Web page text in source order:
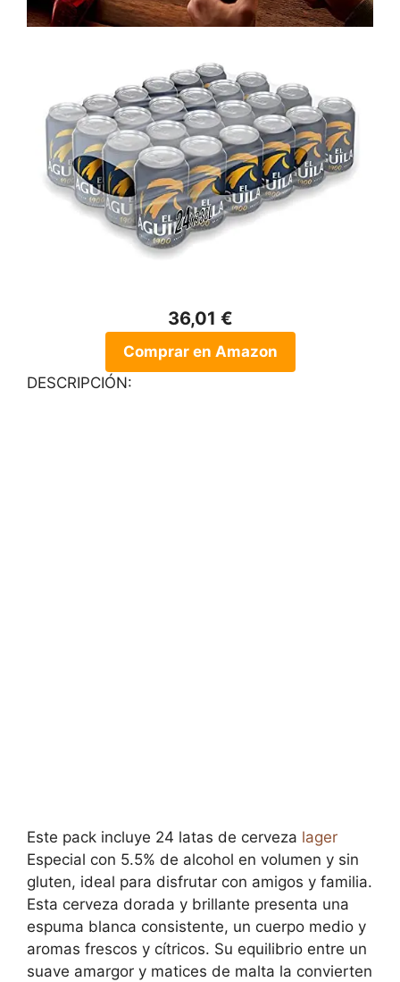
36,01 €
Comprar en Amazon
DESCRIPCIÓN:
Este pack incluye 24 latas de cerveza lager
Especial con 5.5% de alcohol en volumen y sin
gluten, ideal para disfrutar con amigos y familia.
Esta cerveza dorada y brillante presenta una
espuma blanca consistente, un cuerpo medio y
aromas frescos y cítricos. Su equilibrio entre un
suave amargor y matices de malta la convierten